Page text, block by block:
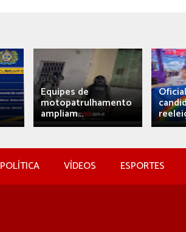
Equipes de
motopatrulhamento
ampliam...
POLÍTICA VÍDEOS ESPORTES